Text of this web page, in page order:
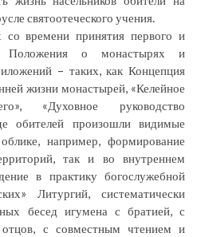
святоотеческого учения.
времени принятия первого и
Положения о монастырях и
– таких, как Концепция
жизни монастырей, «Келейное
«Духовное руководство
обителей произошли видимые
например, формирование
так и во внутреннем
в практику богослужебной
Литургий, систематически
бесед игумена с братией, с
с совместным чтением и